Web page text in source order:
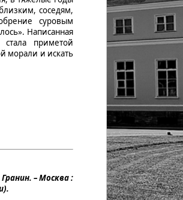
соседям,
суровым
Написанная
стала приметой
морали и искать
– Москва :